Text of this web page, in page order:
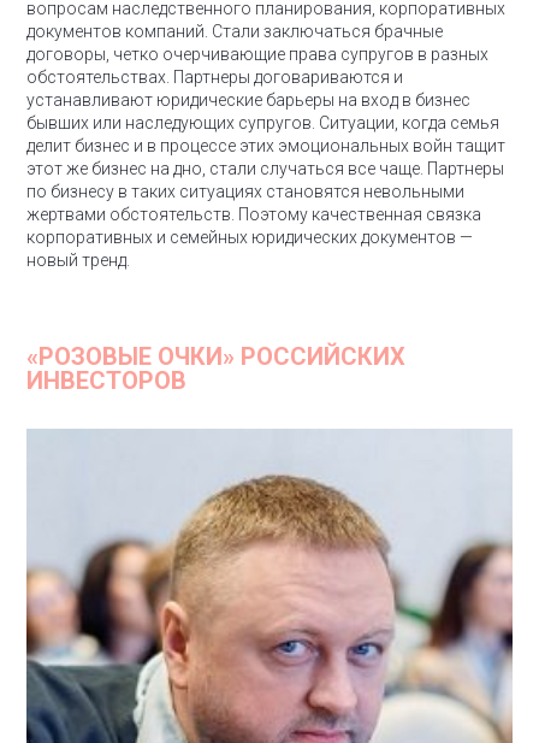
вопросам наследственного планирования, корпоративных
документов компаний. Стали заключаться брачные
договоры, четко очерчивающие права супругов в разных
обстоятельствах. Партнеры договариваются и
устанавливают юридические барьеры на вход в бизнес
бывших или наследующих супругов. Ситуации, когда семья
делит бизнес и в процессе этих эмоциональных войн тащит
этот же бизнес на дно, стали случаться все чаще. Партнеры
по бизнесу в таких ситуациях становятся невольными
жертвами обстоятельств. Поэтому качественная связка
корпоративных и семейных юридических документов —
новый тренд.
«РОЗОВЫЕ ОЧКИ» РОССИЙСКИХ
ИНВЕСТОРОВ